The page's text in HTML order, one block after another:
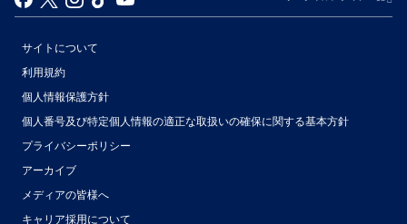
サイトについて
利用規約
個人情報保護方針
個人番号及び特定個人情報の適正な取扱いの確保に関する基本方針
プライバシーポリシー
アーカイブ
メディアの皆様へ
キャリア採用について